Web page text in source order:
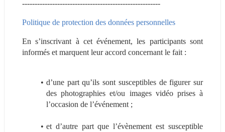
-------------------------------------------------------
Politique de protection des données personnelles
En s’inscrivant à cet événement, les participants sont
informés et marquent leur accord concernant le fait :
d’une part qu’ils sont susceptibles de figurer sur
des photographies et/ou images vidéo prises à
l’occasion de l’événement ;
et d’autre part que l’évènement est susceptible